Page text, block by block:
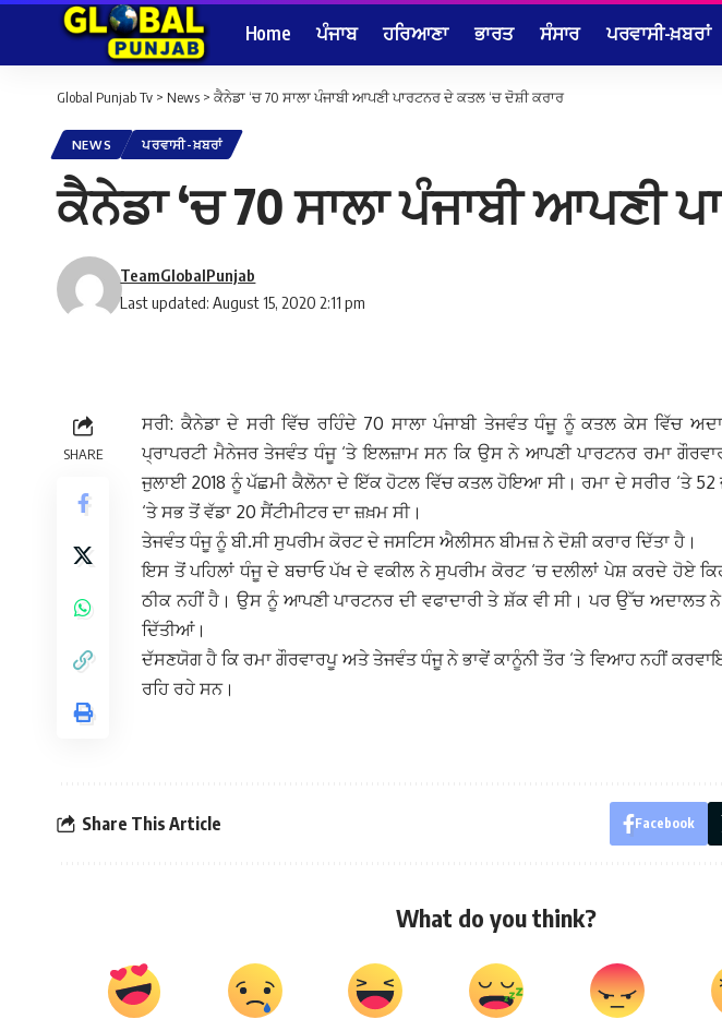
Home ਪੰਜਾਬ ਹਰਿਆਣਾ ਭਾਰਤ ਸੰਸਾਰ ਪਰਵਾਸੀ-ਖ਼ਬਰਾਂ
Global Punjab Tv > News > ਕੈਨੇਡਾ ‘ਚ 70 ਸਾਲਾ ਪੰਜਾਬੀ ਆਪਣੀ ਪਾਰਟਨਰ ਦੇ ਕਤਲ ‘ਚ ਦੋਸ਼ੀ ਕਰਾਰ
NEWS ਪਰਵਾਸੀ-ਖ਼ਬਰਾਂ
ਕੈਨੇਡਾ ‘ਚ 70 ਸਾਲਾ ਪੰਜਾਬੀ ਆਪਣੀ
Last updated: August 15, 2020 2:11 pm
TeamGlobalPunjab
SHARE
ਸਰੀ: ਕੈਨੇਡਾ ਦੇ ਸਰੀ ਵਿੱਚ ਰਹਿੰਦੇ 70 ਸਾਲਾ ਪੰਜਾਬੀ ਤੇਜਵੰਤ ਧੰਜੂ ਨੂੰ ਕਤਲ ਕੇਸ ਵਿੱਚ
ਪ੍ਰਾਪਰਟੀ ਮੈਨੇਜਰ ਤੇਜਵੰਤ ਧੰਜੂ ‘ਤੇ ਇਲਜ਼ਾਮ ਸਨ ਕਿ ਉਸ ਨੇ ਆਪਣੀ ਪਾਰਟਨਰ ਰਮਾ
ਜੁਲਾਈ 2018 ਨੂੰ ਪੱਛਮੀ ਕੈਲੋਨਾ ਦੇ ਇੱਕ ਹੋਟਲ ਵਿੱਚ ਕਤਲ ਹੋਇਆ ਸੀ। ਰਮਾ ਦੇ ਸਰੀਰ ‘ਤੇ 52
‘ਤੇ ਸਭ ਤੋਂ ਵੱਡਾ 20 ਸੈਂਟੀਮੀਟਰ ਦਾ ਜ਼ਖ਼ਮ ਸੀ।
ਤੇਜਵੰਤ ਧੰਜੂ ਨੂੰ ਬੀ.ਸੀ ਸੁਪਰੀਮ ਕੋਰਟ ਦੇ ਜਸਟਿਸ ਐਲੀਸਨ ਬੀਮਜ਼ ਨੇ ਦੋਸ਼ੀ ਕਰਾਰ ਦਿੱਤਾ ਹੈ।
ਇਸ ਤੋਂ ਪਹਿਲਾਂ ਧੰਜੂ ਦੇ ਬਚਾਓ ਪੱਖ ਦੇ ਵਕੀਲ ਨੇ ਸੁਪਰੀਮ ਕੋਰਟ ‘ਚ ਦਲੀਲਾਂ ਪੇਸ਼ ਕਰਦੇ ਹੋਏ
ਠੀਕ ਨਹੀਂ ਹੈ। ਉਸ ਨੂੰ ਆਪਣੀ ਪਾਰਟਨਰ ਦੀ ਵਫਾਦਾਰੀ ਤੇ ਸ਼ੱਕ ਵੀ ਸੀ। ਪਰ ਉੱਚ ਅਦਾਲਤ
ਦਿੱਤੀਆਂ।
ਦੱਸਣਯੋਗ ਹੈ ਕਿ ਰਮਾ ਗੌਰਵਾਰਪੂ ਅਤੇ ਤੇਜਵੰਤ ਧੰਜੂ ਨੇ ਭਾਵੇਂ ਕਾਨੂੰਨੀ ਤੌਰ ‘ਤੇ ਵਿਆਹ ਨਹੀਂ
ਰਹਿ ਰਹੇ ਸਨ।
Share This Article Facebook
What do you think?